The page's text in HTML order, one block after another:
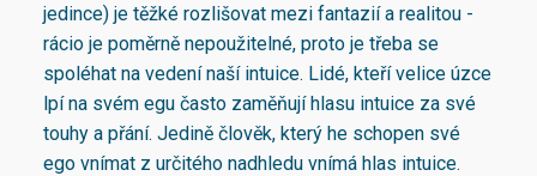
jedince) je těžké rozlišovat mezi fantazií a realitou -
rácio je poměrně nepoužitelné, proto je třeba se
spoléhat na vedení naší intuice. Lidé, kteří velice úzce
lpí na svém egu často zaměňují hlasu intuice za své
touhy a přání. Jedině člověk, který he schopen své
ego vnímat z určitého nadhledu vnímá hlas intuice.